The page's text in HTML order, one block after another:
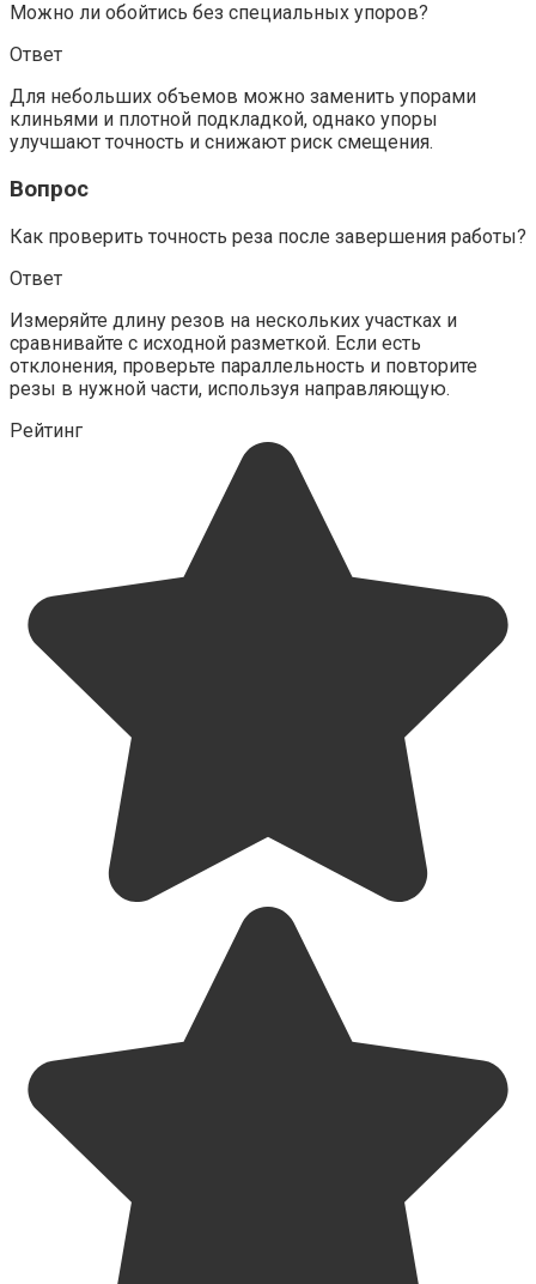
Можно ли обойтись без специальных упоров?
Ответ
Для небольших объемов можно заменить упорами
клиньями и плотной подкладкой, однако упоры
улучшают точность и снижают риск смещения.
Вопрос
Как проверить точность реза после завершения работы?
Ответ
Измеряйте длину резов на нескольких участках и
сравнивайте с исходной разметкой. Если есть
отклонения, проверьте параллельность и повторите
резы в нужной части, используя направляющую.
Рейтинг